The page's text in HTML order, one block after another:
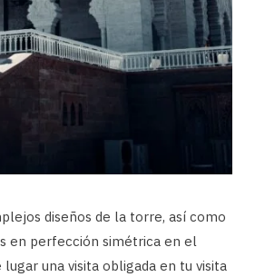
diseños de la torre, así como
en perfección simétrica en el
una visita obligada en tu visita